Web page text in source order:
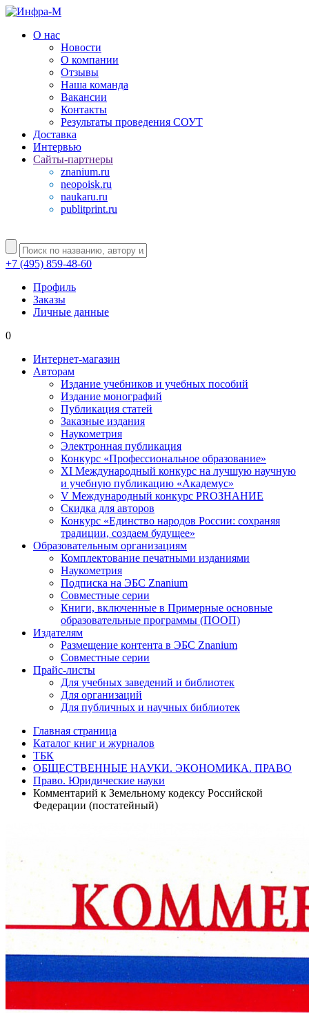
О нас
Новости
О компании
Отзывы
Наша команда
Вакансии
Контакты
Результаты проведения СОУТ
Доставка
Интервью
Сайты-партнеры
znanium.ru
neopoisk.ru
naukaru.ru
publitprint.ru
+7 (495) 859-48-60
Профиль
Заказы
Личные данные
0
Интернет-магазин
Авторам
Издание учебников и учебных пособий
Издание монографий
Публикация статей
Заказные издания
Наукометрия
Электронная публикация
Конкурс «Профессиональное образование»
XI Международный конкурс на лучшую научную
и учебную публикацию «Академус»
V Международный конкурс PROЗНАНИЕ
Скидка для авторов
Конкурс «Единство народов России: сохраняя
традиции, создаем будущее»
Образовательным организациям
Комплектование печатными изданиями
Наукометрия
Подписка на ЭБС Znanium
Совместные серии
Книги, включенные в Примерные основные
образовательные программы (ПООП)
Издателям
Размещение контента в ЭБС Znanium
Совместные серии
Прайс-листы
Для учебных заведений и библиотек
Для организаций
Для публичных и научных библиотек
Главная страница
Каталог книг и журналов
ТБК
ОБЩЕСТВЕННЫЕ НАУКИ. ЭКОНОМИКА. ПРАВО
Право. Юридические науки
Комментарий к Земельному кодексу Российской
Федерации (постатейный)